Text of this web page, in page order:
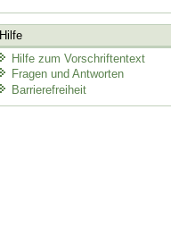
Hilfe
Hilfe zum Vorschriftentext
Fragen und Antworten
Barrierefreiheit